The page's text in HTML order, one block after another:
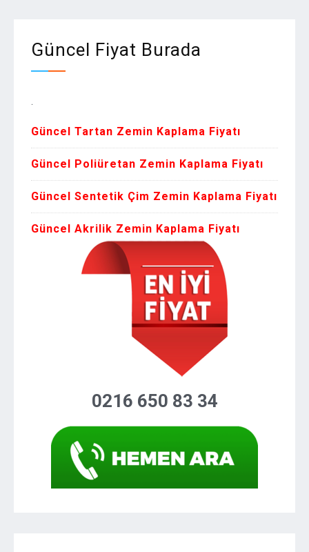
Güncel Fiyat Burada
Güncel Tartan Zemin Kaplama Fiyatı
Güncel Poliüretan Zemin Kaplama Fiyatı
Güncel Sentetik Çim Zemin Kaplama Fiyatı
Güncel Akrilik Zemin Kaplama Fiyatı
0216 650 83 34